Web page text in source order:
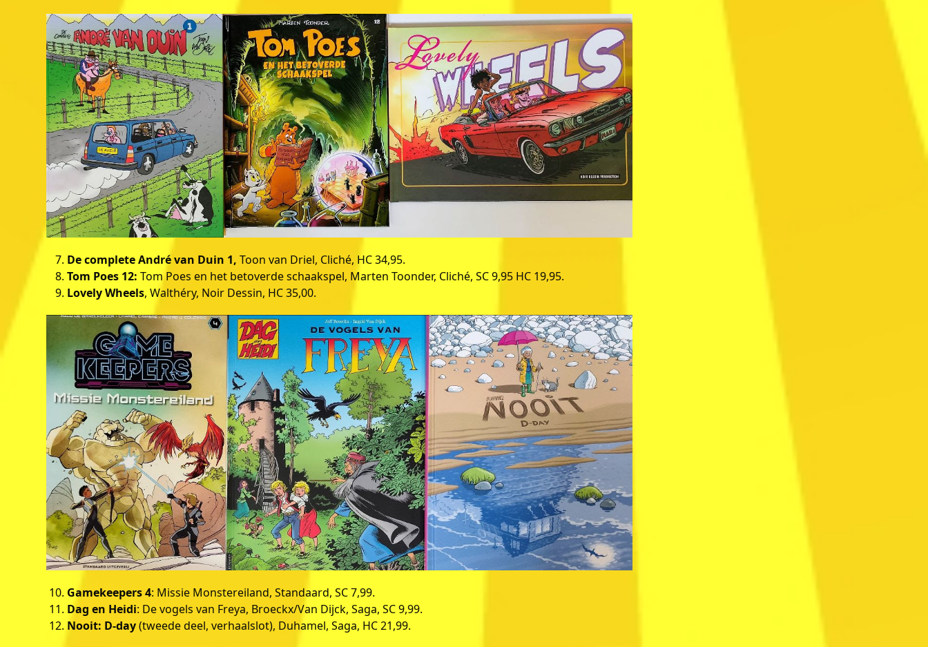
De complete André van Duin 1,Toon van Driel, Cliché, HC 34,95.
Tom Poes 12:Tom Poes en het betoverde schaakspel, Marten Toonder, Cliché, SC 9,95 HC 19,95.
Lovely Wheels, Walthéry, Noir Dessin, HC 35,00.
Gamekeepers 4: Missie Monstereiland, Standaard, SC 7,99.
Dag en Heidi: De vogels van Freya, Broeckx/Van Dijck, Saga, SC 9,99.
Nooit: D-day(tweede deel, verhaalslot), Duhamel, Saga, HC 21,99.